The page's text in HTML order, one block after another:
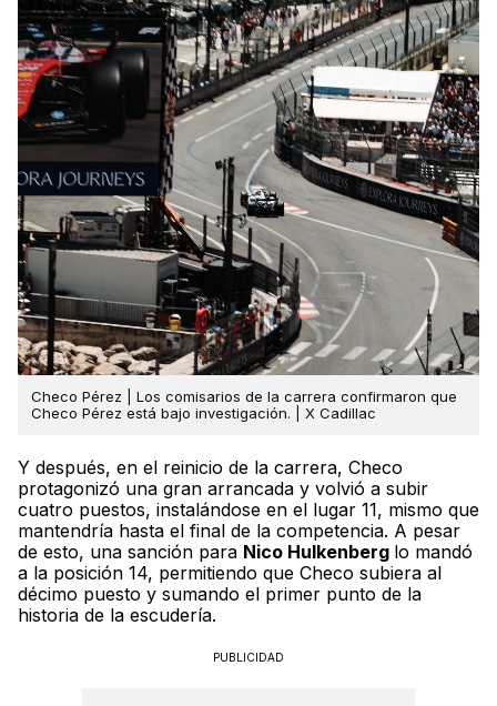
Checo Pérez | Los comisarios de la carrera confirmaron que
Checo Pérez está bajo investigación. | X Cadillac
Y después, en el reinicio de la carrera, Checo
protagonizó una gran arrancada y volvió a subir
cuatro puestos, instalándose en el lugar 11, mismo que
mantendría hasta el final de la competencia. A pesar
de esto, una sanción para Nico Hulkenberg lo mandó
a la posición 14, permitiendo que Checo subiera al
décimo puesto y sumando el primer punto de la
historia de la escudería.
PUBLICIDAD